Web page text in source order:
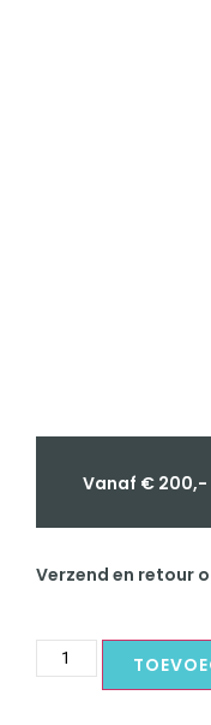
Vanaf € 200,-
Verzend en retour